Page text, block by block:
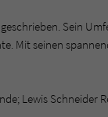
Sein
Mit seinen
Lewis Schneider